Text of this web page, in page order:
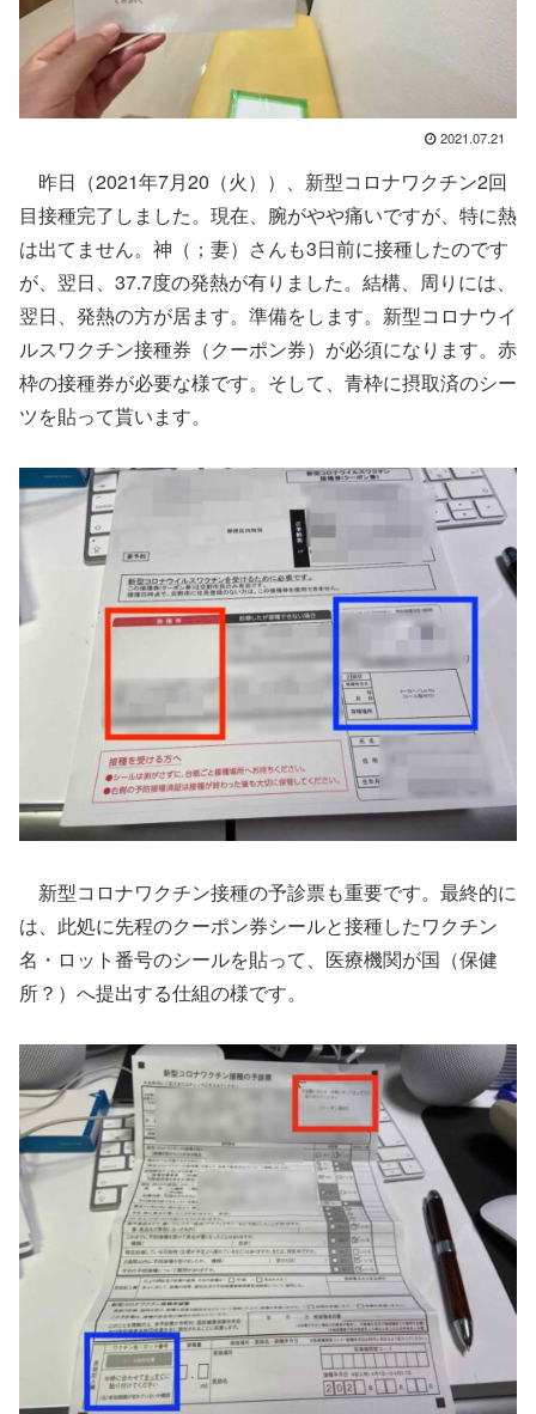
2021.07.21
昨日（2021年7月20（火））、新型コロナワクチン2回
目接種完了しました。現在、腕がやや痛いですが、特に熱
は出てません。神（；妻）さんも3日前に接種したのです
が、翌日、37.7度の発熱が有りました。結構、周りには、
翌日、発熱の方が居ます。準備をします。新型コロナウイ
ルスワクチン接種券（クーポン券）が必須になります。赤
枠の接種券が必要な様です。そして、青枠に摂取済のシー
ツを貼って貰います。
新型コロナワクチン接種の予診票も重要です。最終的に
は、此処に先程のクーポン券シールと接種したワクチン
名・ロット番号のシールを貼って、医療機関が国（保健
所？）へ提出する仕組の様です。